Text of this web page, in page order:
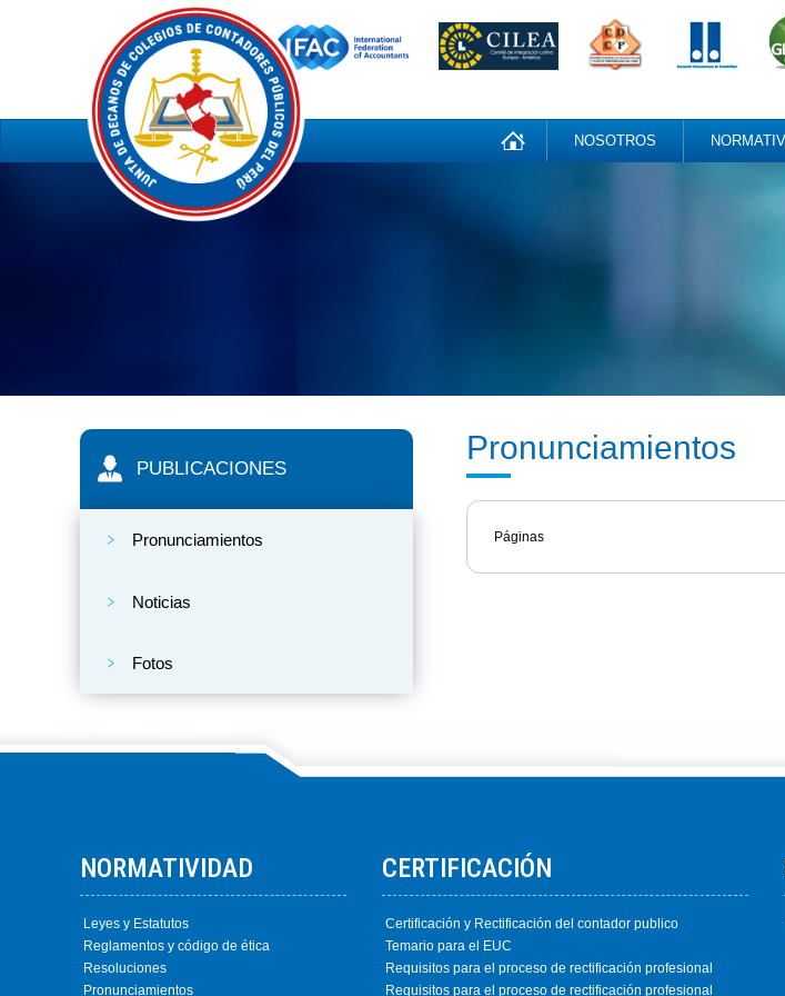
NOSOTROS
PUBLICACIONES
Pronunciamientos
Noticias
Fotos
Pronunciamientos
Páginas
NORMATIVIDAD
Leyes y Estatutos
Reglamentos y código de ética
Resoluciones
Pronunciamientos
CERTIFICACIÓN
Certificación y Rectificación del contador publico
Temario para el EUC
Requisitos para el proceso de rectificación profesional
Requisitos para el proceso de rectificación profesional